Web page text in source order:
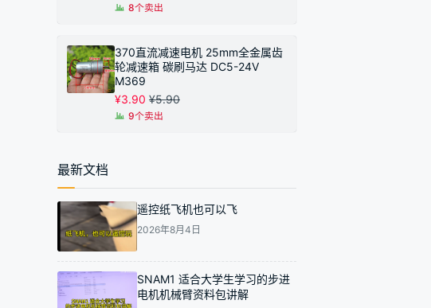
8个卖出
370直流减速电机 25mm全金属齿
轮减速箱 碳刷马达 DC5-24V
M369
¥3.90 ¥5.90
9个卖出
最新文档
遥控纸飞机也可以飞
2026年8月4日
SNAM1 适合大学生学习的步进
电机机械臂资料包讲解